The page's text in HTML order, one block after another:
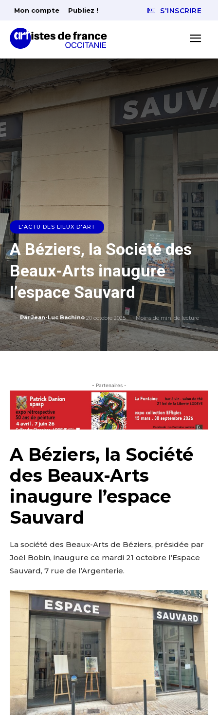
Mon compte Publiez ! S'INSCRIRE
L'ACTU DES LIEUX D'ART
A Béziers, la Société des
Beaux-Arts inaugure
l’espace Sauvard
Par Jean-Luc Bachino 20 octobre 2025 Moins de min. de lecture
- Partenaires -
A Béziers, la Société
des Beaux-Arts
inaugure l’espace
Sauvard
La société des Beaux-Arts de Béziers, présidée par
Joël Bobin, inaugure ce mardi 21 octobre l’Espace
Sauvard, 7 rue de l’Argenterie.